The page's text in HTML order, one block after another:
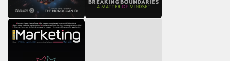
GLOSSAIRE
Television de rattrappage
Ciblage comportemental